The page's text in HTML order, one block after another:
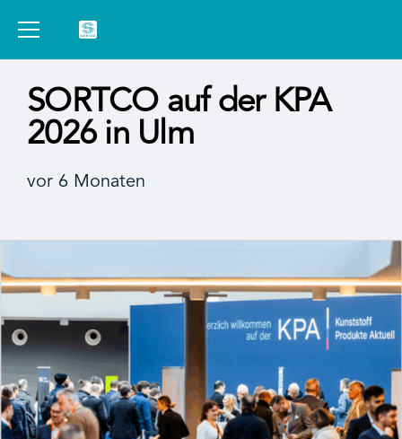
SORTCO auf der KPA
2026 in Ulm
vor 6 Monaten